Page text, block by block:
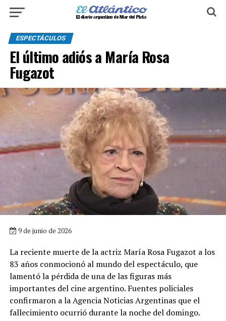
ESPECTÁCULOS
El último adiós a María Rosa
Fugazot
9 de junio de 2026
La reciente muerte de la actriz María Rosa Fugazot a los
83 años conmocionó al mundo del espectáculo, que
lamentó la pérdida de una de las figuras más
importantes del cine argentino. Fuentes policiales
confirmaron a la Agencia Noticias Argentinas que el
fallecimiento ocurrió durante la noche del domingo.